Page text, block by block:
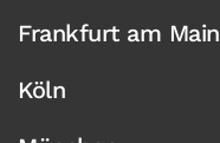
Frankfurt am Main
Köln